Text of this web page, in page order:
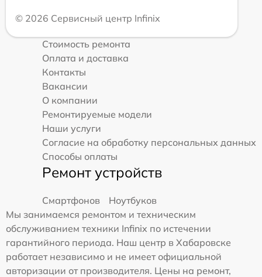
© 2026 Сервисный центр Infinix
Стоимость ремонта
Оплата и доставка
Контакты
Вакансии
О компании
Ремонтируемые модели
Наши услуги
Согласие на обработку персональных данных
Способы оплаты
Ремонт устройств
Смартфонов
Ноутбуков
Мы занимаемся ремонтом и техническим
обслуживанием техники Infinix по истечении
гарантийного периода. Наш центр в Хабаровске
работает независимо и не имеет официальной
авторизации от производителя. Цены на ремонт,